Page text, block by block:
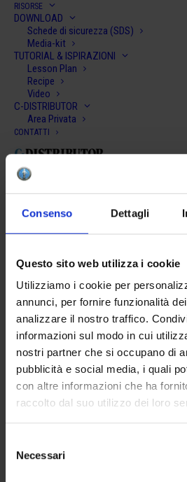
Consenso Dettagli
Questo sito web utilizza i cookie
Utilizziamo i cookie per
annunci, per fornire funzionalità
analizzare il nostro traffico.
informazioni sul modo in cui
nostri partner che si occupano di
pubblicità e social media, i quali
con altre informazioni che ha
raccolto dal suo utilizzo dei loro
delNecessari
RISORSE
DOWNLOAD
Schede di sicurezza (SDS)
Media-kit
TUTORIAL & ISPIRAZIONI
Lesson Plan
Recipe
Video
C-DISTRIBUTOR
Area Privata
CONTATTI
HEADQUARTERS
HEAD OFFICE AND FACTORY
Via del Lavoro, 65
50056 Montelupo F.no FI
MAIL:info@colorobbia.it